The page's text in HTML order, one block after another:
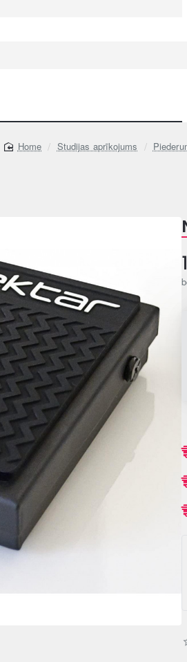
home
Studijas aprīkojums